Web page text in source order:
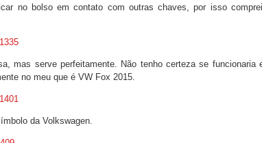
no bolso em contato com outras chaves, por isso
mas serve perfeitamente. Não tenho certeza se funcionaria
no meu que é VW Fox 2015.
da Volkswagen.